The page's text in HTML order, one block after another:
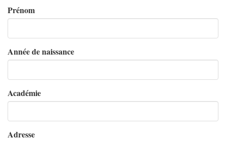
Prénom
Année de naissance
Académie
Adresse